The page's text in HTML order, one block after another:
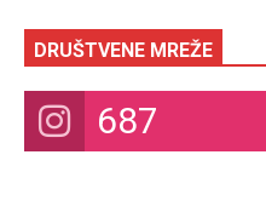
DRUŠTVENE MREŽE
687